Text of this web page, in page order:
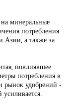
минеральные
потребления
Азии, а также за
повлиявшее
потребления в
рынок удобрений -